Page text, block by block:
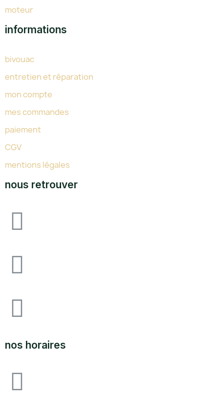
moteur
informations
bivouac
entretien et réparation
mon compte
mes commandes
paiement
CGV
mentions légales
nous retrouver
nos horaires